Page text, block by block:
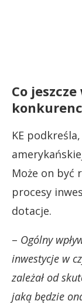
Co
KE
Może on być
procesy
dotacje.
– Ogólny
inwestycje w
zależał od
jaką będzie